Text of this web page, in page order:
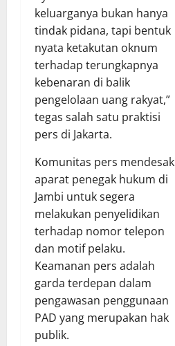
keluarganya bukan hanya
tindak pidana, tapi bentuk
nyata ketakutan oknum
terhadap terungkapnya
kebenaran di balik
pengelolaan uang rakyat,”
tegas salah satu praktisi
pers di Jakarta.
Komunitas pers mendesak
aparat penegak hukum di
Jambi untuk segera
melakukan penyelidikan
terhadap nomor telepon
dan motif pelaku.
Keamanan pers adalah
garda terdepan dalam
pengawasan penggunaan
PAD yang merupakan hak
publik.